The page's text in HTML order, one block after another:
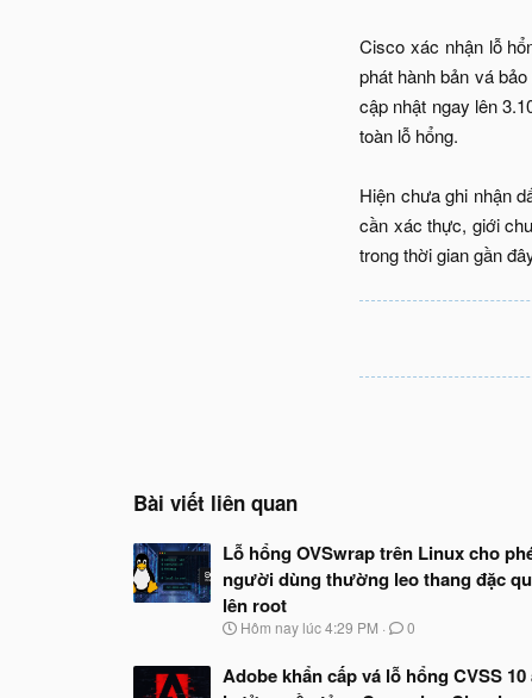
Cisco xác nhận lỗ
phát hành bản vá
cập nhật ngay lên
toàn lỗ hổng.
Hiện chưa ghi nhận
cần xác thực, giới
trong thời gian gần
Bài viết liên quan
Lỗ hổng OVSwrap trên Linux cho
người dùng thường leo thang đặc
lên root
N
y
Hôm nay lúc 4:29 PM 0
Adobe khẩn cấp vá lỗ hổng CVSS 10